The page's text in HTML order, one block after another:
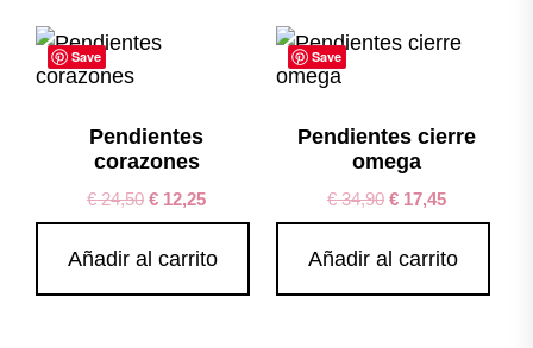
Save
Pendientes
corazones
€24,50 € 12,25
Añadir al carrito
Save
Pendientes cierre
omega
€34,90 €17,45
Añadir al carrito